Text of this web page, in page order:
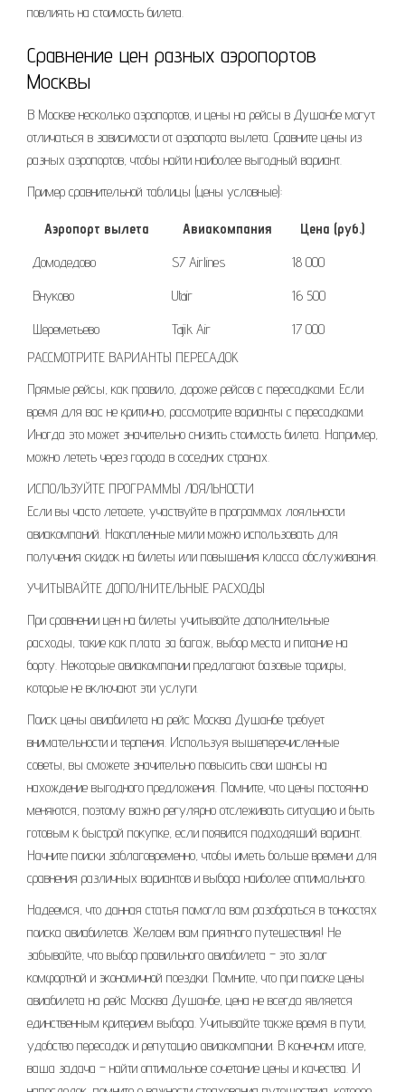
повлиять на стоимость билета.
Сравнение цен разных аэропортов
Москвы
В Москве несколько аэропортов, и цены на рейсы в Душанбе могут
отличаться в зависимости от аэропорта вылета. Сравните цены из
разных аэропортов, чтобы найти наиболее выгодный вариант.
Пример сравнительной таблицы (цены условные):
Аэропорт вылета Авиакомпания
Цена (руб.)
Домодедово
S7 Airlines
18 000
Внуково
Utair
16 500
Шереметьево
Tajik Air
17 000
РАССМОТРИТЕ ВАРИАНТЫ ПЕРЕСАДОК
Прямые рейсы, как правило, дороже рейсов с пересадками. Если
время для вас не критично, рассмотрите варианты с пересадками.
Иногда это может значительно снизить стоимость билета. Например,
можно лететь через города в соседних странах.
ИСПОЛЬЗУЙТЕ ПРОГРАММЫ ЛОЯЛЬНОСТИ
Если вы часто летаете, участвуйте в программах лояльности
авиакомпаний. Накопленные мили можно использовать для
получения скидок на билеты или повышения класса обслуживания.
УЧИТЫВАЙТЕ ДОПОЛНИТЕЛЬНЫЕ РАСХОДЫ
При сравнении цен на билеты учитывайте дополнительные
расходы, такие как плата за багаж, выбор места и питание на
борту. Некоторые авиакомпании предлагают базовые тарифы,
которые не включают эти услуги.
Поиск цены авиабилета на рейс Москва Душанбе требует
внимательности и терпения. Используя вышеперечисленные
советы, вы сможете значительно повысить свои шансы на
нахождение выгодного предложения. Помните, что цены постоянно
меняются, поэтому важно регулярно отслеживать ситуацию и быть
готовым к быстрой покупке, если появится подходящий вариант.
Начните поиски заблаговременно, чтобы иметь больше времени для
сравнения различных вариантов и выбора наиболее оптимального.
Надеемся, что данная статья помогла вам разобраться в тонкостях
поиска авиабилетов. Желаем вам приятного путешествия! Не
забывайте, что выбор правильного авиабилета – это залог
комфортной и экономичной поездки. Помните, что при поиске цены
авиабилета на рейс Москва Душанбе, цена не всегда является
единственным критерием выбора. Учитывайте также время в пути,
удобство пересадок и репутацию авиакомпании. В конечном итоге,
ваша задача – найти оптимальное сочетание цены и качества. И